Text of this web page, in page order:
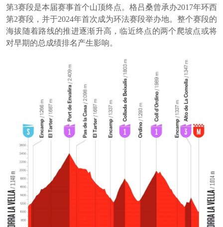
第3赛段是本届赛事首个山顶终点。格吕桑曾承办2017年环西
第2赛段，并于2024年首次成为环法赛段举办地。整个赛段的
海拔随着路线的推进逐渐升高，临近终点的两个爬坡点或将
对早期的总成绩排名产生影响。